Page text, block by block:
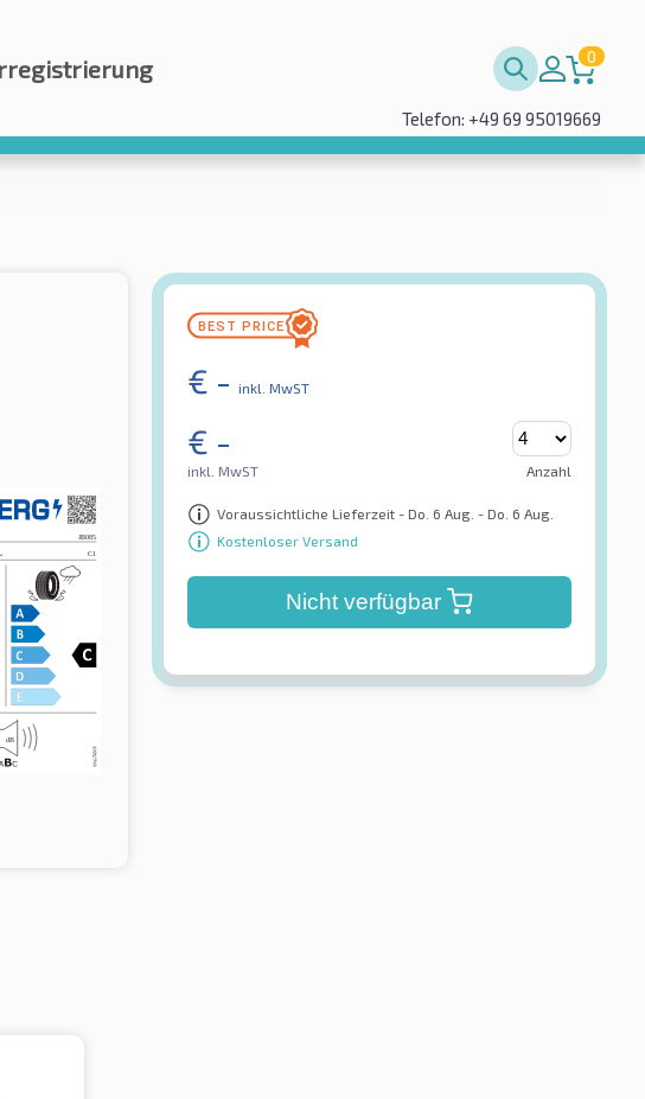
0
Telefon: +49 69 95019669
€ - inkl. MwST
€ -
inkl. MwST Anzahl
Voraussichtliche Lieferzeit - Do. 6 Aug. - Do. 6 Aug.
Kostenloser Versand
Nicht verfügbar